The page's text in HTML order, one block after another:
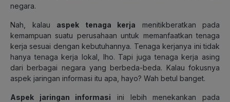
negara.
Nah, kalau aspek tenaga kerja menitikberatkan pada
kemampuan suatu perusahaan untuk memanfaatkan tenaga
kerja sesuai dengan kebutuhannya. Tenaga kerjanya ini tidak
hanya tenaga kerja lokal, lho. Tapi juga tenaga kerja asing
dari berbagai negara yang berbeda-beda. Kalau fokusnya
aspek jaringan informasi itu apa, hayo? Wah betul banget.
Aspek jaringan informasi ini lebih menekankan pada